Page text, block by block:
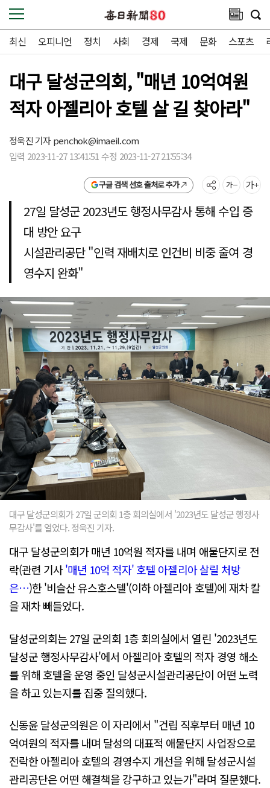
최신 오피니언 정치 사회 경제 국제 문화 스포츠
대구 달성군의회, "매년 10억여원
적자 아젤리아 호텔 살 길 찾아라"
정욱진 기자penchok@imaeil.com
입력 2023-11-27 13:41:51 수정 2023-11-27 21:55:34
구글 검색 선호 출처로 추가
27일 달성군 2023년도 행정사무감사 통해 수입 증
대 방안 요구
시설관리공단 "인력 재배치로 인건비 비중 줄여 경
영수지 완화"
대구 달성군의회가 27일 군의회 1층 회의실에서 '2023년도 달성군 행정사
무감사'를 열었다. 정욱진 기자.
대구 달성군의회가 매년 10억원 적자를 내며 애물단지로 전
락(관련 기사'매년 10억 적자' 호텔 아젤리아 살릴 처방
은…)한 '비슬산 유스호스텔'(이하 아젤리아 호텔)에 재차 칼
을 재차 빼들었다.
달성군의회는 27일 군의회 1층 회의실에서 열린 '2023년도
달성군 행정사무감사'에서 아젤리아 호텔의 적자 경영 해소
를 위해 호텔을 운영 중인 달성군시설관리공단이 어떤 노력
을 하고 있는지를 집중 질의했다.
신동윤 달성군의원은 이 자리에서 "건립 직후부터 매년 10
억여원의 적자를 내며 달성의 대표적 애물단지 사업장으로
전락한 아젤리아 호텔의 경영수지 개선을 위해 달성군시설
관리공단은 어떤 해결책을 강구하고 있는가"라며 질문했다.